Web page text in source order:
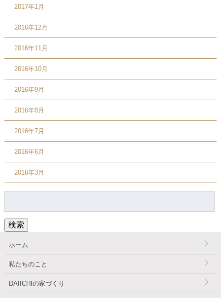
2017年1月
2016年12月
2016年11月
2016年10月
2016年9月
2016年8月
2016年7月
2016年6月
2016年3月
検索
ホーム
私たちのこと
DAIICHIの家づくり